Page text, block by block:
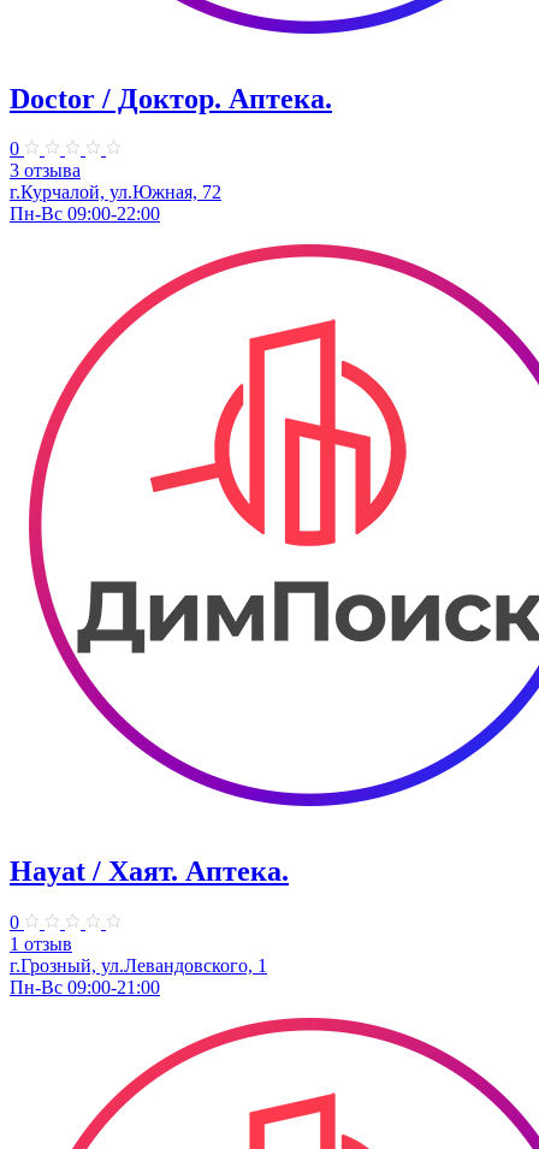
Doctor / Доктор. Аптека.
0
3 отзыва
г.Курчалой, ул.Южная, 72
Пн-Вс 09:00-22:00
Hayat / Хаят. Аптека.
0
1 отзыв
г.Грозный, ул.Левандовского, 1
Пн-Вс 09:00-21:00